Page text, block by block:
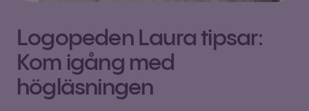
Logopeden Laura tipsar:
Kom igång med
högläsningen